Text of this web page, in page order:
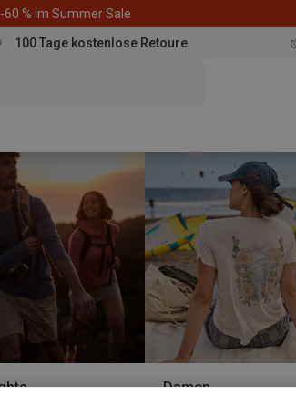
% im Summer Sale
100 Tage kostenlose Retoure
Damen